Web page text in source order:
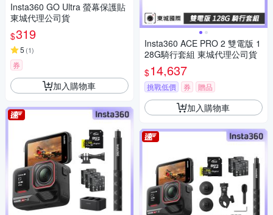
Insta360 GO Ultra 螢幕保護貼
東城代理公司貨
$319
5 (1)
券
加入購物車
Insta360 ACE PRO 2 雙電版 1
28G騎行套組 東城代理公司貨
$14,637
挑戰低價 券 贈品
加入購物車